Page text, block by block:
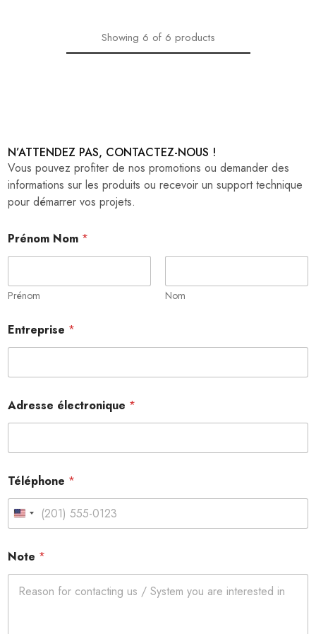
Showing 6 of 6 products
N’ATTENDEZ PAS, CONTACTEZ-NOUS !
Vous pouvez profiter de nos promotions ou demander des
informations sur les produits ou recevoir un support technique
pour démarrer vos projets.
Prénom Nom *
Prénom Nom
Entreprise *
Adresse électronique *
Téléphone *
United States +1
Note *